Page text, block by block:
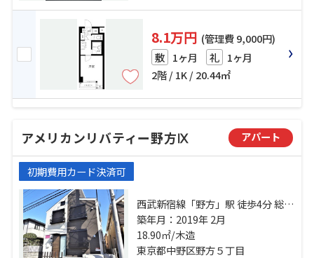
8.1万円 (管理費 9,000円)
敷 1ヶ月 礼 1ヶ月
2階 / 1K / 20.44㎡
アメリカンリバティー野方Ⅸ アパート
初期費用カード決済可
西武新宿線「野方」駅 徒歩4分 総武
線「高円寺」駅 徒歩18分 西武新宿
線「都立家政」駅 徒歩12分
築年月：2019年 2月
18.90㎡/木造
東京都中野区野方５丁目